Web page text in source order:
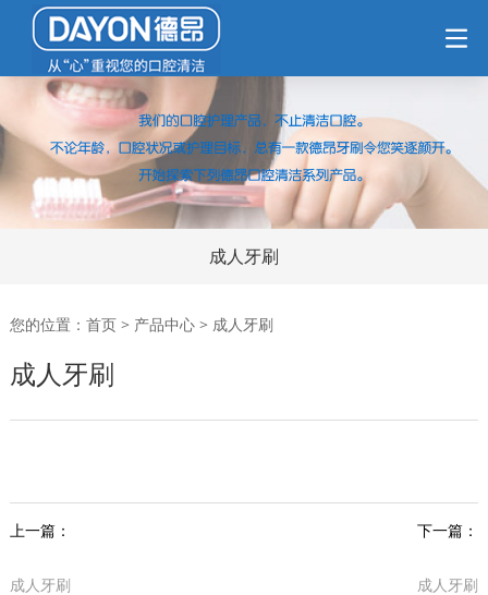
成人牙刷
您的位置： 首页> 产品中心> 成人牙刷
成人牙刷
上一篇：
成人牙刷
下一篇：
成人牙刷